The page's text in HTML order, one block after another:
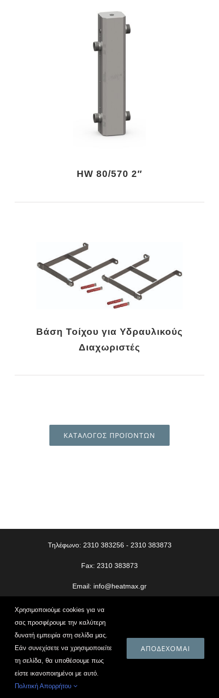
HW 80/570 2″
Βάση Τοίχου για Υδραυλικούς
Διαχωριστές
ΚΑΤΑΛΟΓΟΣ ΠΡΟΪΟΝΤΩΝ
Τηλέφωνο: 2310 383256 - 2310 383873
Fax: 2310 383873
Email: info@heatmax.gr
© Copyright
2026 | Heatmax | All Rights Reserved | Web
DesignVdesigns.gr
Πολιτική Απορρήτου
Facebook
Χρησιμοποιούμε cookies για να
σας προσφέρουμε την καλύτερη
δυνατή εμπειρία στη σελίδα μας.
Εάν συνεχίσετε να χρησιμοποιείτε
τη σελίδα, θα υποθέσουμε πως
είστε ικανοποιημένοι με αυτό.
Πολιτική Απορρήτου
ΑΠΟΔΈΧΟΜΑΙ